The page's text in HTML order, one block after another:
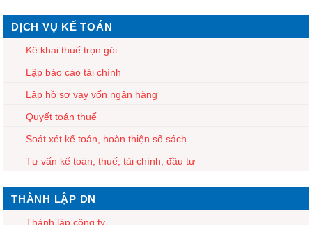
DỊCH VỤ KẾ TOÁN
Kê khai thuế trọn gói
Lập báo cáo tài chính
Lập hồ sơ vay vốn ngân hàng
Quyết toán thuế
Soát xét kế toán, hoàn thiện sổ sách
Tư vấn kế toán, thuế, tài chính, đầu tư
THÀNH LẬP DN
Thành lập công ty